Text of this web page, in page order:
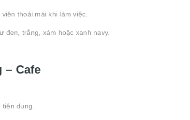
thoải mái khi làm việc.
đen, trắng, xám hoặc xanh navy.
– Cafe
dụng.